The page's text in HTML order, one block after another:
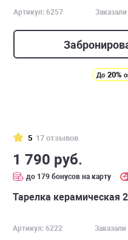
Артикул: 6257
До 20%
5 17 отзывов
1 790 руб.
до 179 бонусов на карту
Тарелка керамическая
Артикул: 6222 Заказали